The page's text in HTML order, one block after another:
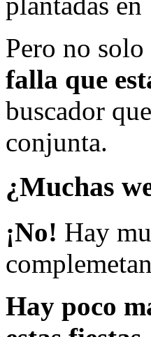
Pero no solo
falla que
buscador
conjunta.
¿Muchas
¡No! Hay
Hay poco